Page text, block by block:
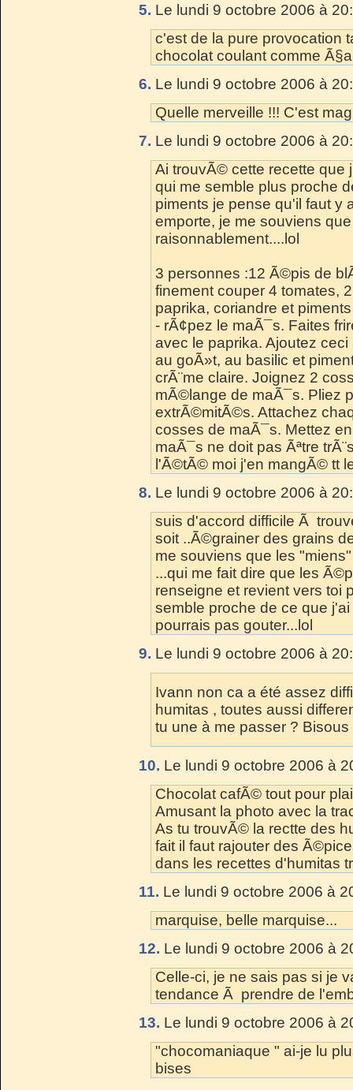
5. Le lundi 9 octobre 2006 à
c'est de la pure provocation
chocolat coulant comme
6. Le lundi 9 octobre 2006 à
Quelle merveille !!! C'est
7. Le lundi 9 octobre 2006 à
Ai trouvÃ© cette recette que
qui me semble plus proche
piments je pense qu'il faut y
emporte, je me souviens
raisonnablement....lol
3 personnes :12 Ã©pis de
finement couper 4 tomates,
paprika, coriandre et
- rÃ¢pez le maÃ¯s. Faites
avec le paprika. Ajoutez
au goÃ»t, au basilic et
crÃ¨me claire. Joignez 2
mÃ©lange de maÃ¯s. Pliez
extrÃ©mitÃ©s. Attachez
cosses de maÃ¯s. Mettez
maÃ¯s ne doit pas Ãªtre
l'Ã©tÃ© moi j'en mangÃ© tt
8. Le lundi 9 octobre 2006 à
suis d'accord difficile Ã
soit ..Ã©grainer des grains
me souviens que les
...qui me fait dire que les
renseigne et revient vers toi
semble proche de ce que
pourrais pas gouter...lol
9. Le lundi 9 octobre 2006 à
Ivann non ca a été assez
humitas , toutes aussi
tu une à me passer ? Bisous
10. Le lundi 9 octobre 2006 à
Chocolat cafÃ© tout pour
Amusant la photo avec la
As tu trouvÃ© la rectte des
fait il faut rajouter des
dans les recettes d'humitas
11. Le lundi 9 octobre 2006 à
marquise, belle marquise...
12. Le lundi 9 octobre 2006 à
Celle-ci, je ne sais pas si je
tendance Ã prendre de
13. Le lundi 9 octobre 2006 à
"chocomaniaque " ai-je lu
bises